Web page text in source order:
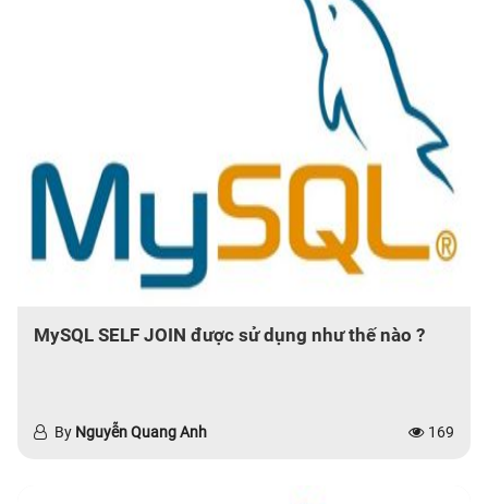
MySQL SELF JOIN được sử dụng như thế nào ?
By Nguyễn Quang Anh 169